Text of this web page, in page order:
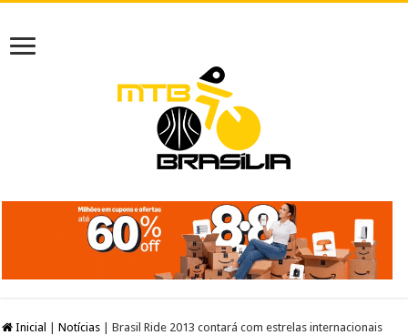
Inicial Notícias Brasil Ride 2013 contará com estrelas internacionais